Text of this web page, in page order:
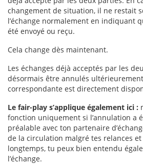
changement de situation, il ne restait
l’échange normalement en indiquant
été envoyé ou reçu.
Cela change dès maintenant.
Les échanges déjà acceptés par les
désormais être annulés
correspondante est directement
Le fair-play s’applique également ici :
fonction uniquement si l’annulation a
préalable avec ton partenaire
de la circulation malgré tes relances
longtemps, tu peux bien entendu
l’échange.